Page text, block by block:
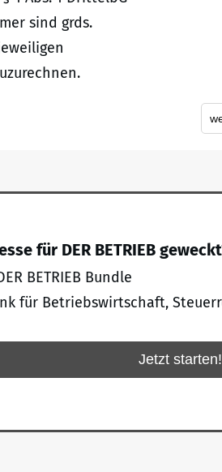
sind grds.
für DER BETRIEB
BETRIEB Bundle
für Betriebswirtschaft,
Jetzt starten!